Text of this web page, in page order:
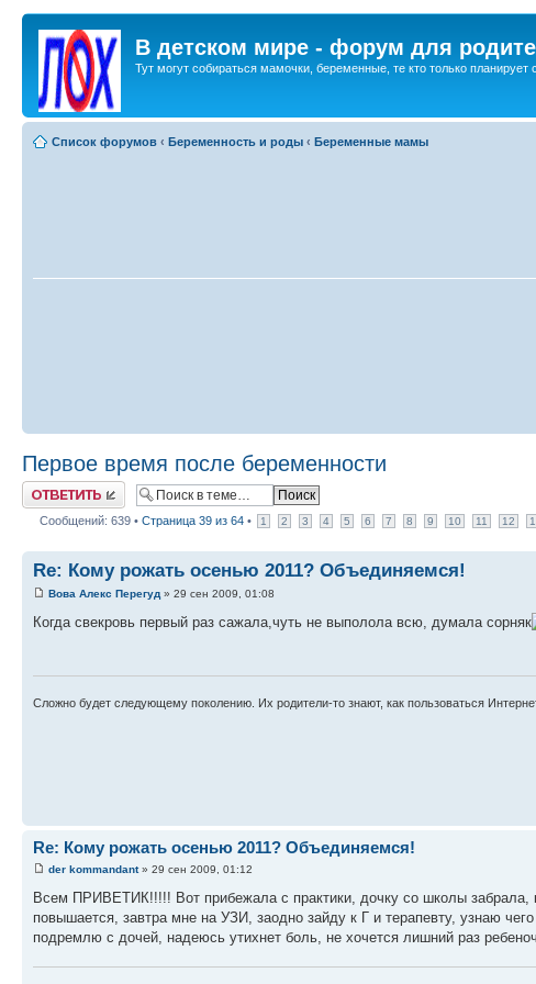
В детском мире - форум для
Тут могут собираться мамочки, беременные, те кто только
Список форумов ‹ Беременность и роды ‹ Беременные мамы
Первое время после беременности
Ответить
Сообщений: 639 • Страница 39 из 64 • 1 2 3 4 5 6 7 8 9 10 11 12
Re: Кому рожать осенью 2011? Объединяемся!
Вова Алекс Перегуд » 29 сен 2009, 01:08
Когда свекровь первый раз сажала,чуть не выполола всю, думала сорняк
Сложно будет следующему поколению. Их родители-то знают, как пользоваться
Re: Кому рожать осенью 2011? Объединяемся!
der kommandant» 29 сен 2009, 01:12
Всем ПРИВЕТИК!!!!! Вот прибежала с практики, дочку со школы
повышается, завтра мне на УЗИ, заодно зайду к Г и терапевту, узнаю
подремлю с дочей, надеюсь утихнет боль, не хочется лишний раз